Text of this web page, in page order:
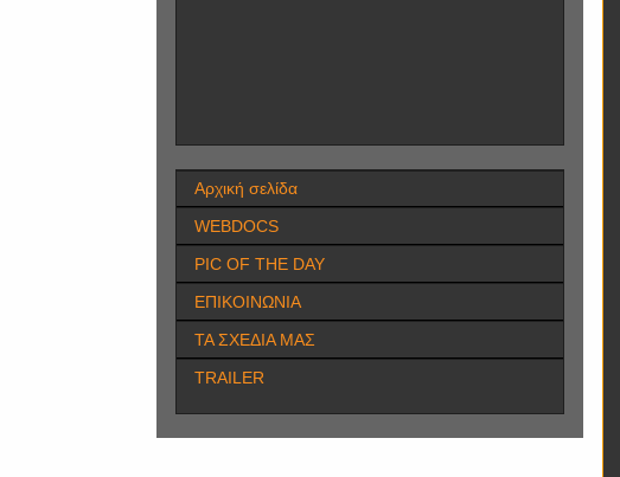
Αρχική σελίδα
WEBDOCS
PIC OF THE DAY
ΕΠΙΚΟΙΝΩΝΙΑ
ΤΑ ΣΧΕΔΙΑ ΜΑΣ
TRAILER